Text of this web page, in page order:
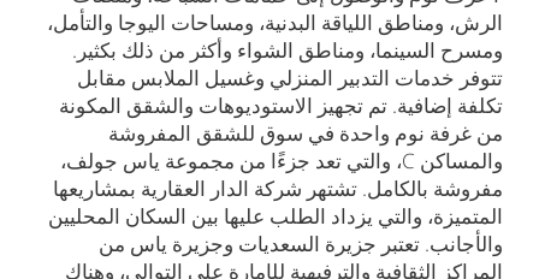
الرش، ومناطق اللياقة البدنية، ومساحات اليوجا والتأمل،
ومسرح السينما، ومناطق الشواء وأكثر من ذلك بكثير.
تتوفر خدمات التدبير المنزلي وغسيل الملابس مقابل
تكلفة إضافية. تم تجهيز الاستوديوهات والشقق المكونة
من غرفة نوم واحدة في سوق للشقق المفروشة
والمساكن C، والتي تعد جزءًا من مجموعة ياس جولف،
مفروشة بالكامل. تشتهر شركة الدار العقارية بمشاريعها
المتميزة، والتي يزداد الطلب عليها بين السكان المحليين
والأجانب. تعتبر جزيرة السعديات وجزيرة ياس من
المراكز الثقافية والترفيهية للإمارة على التوالي، وهناك